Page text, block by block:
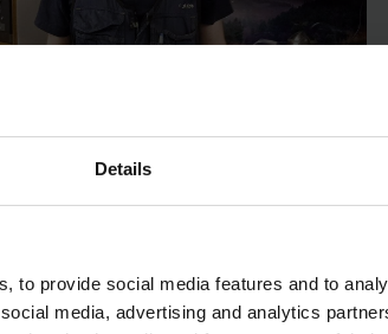
Details
to provide social media features and to
media, advertising and analytics